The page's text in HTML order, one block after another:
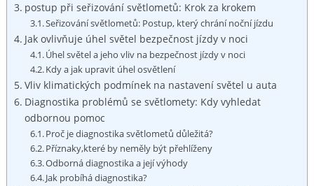
postup při seřizování světlometů: Krok za krokem
Seřizování světlometů: Postup, který chrání noční jízdu
Jak ovlivňuje úhel světel bezpečnost jízdy v noci
Úhel světel a jeho vliv na bezpečnost jízdy v noci
Kdy a jak upravit úhel osvětlení
Vliv klimatických podmínek na nastavení světel u auta
Diagnostika problémů se světlomety: Kdy vyhledat
odbornou pomoc
Proč je diagnostika světlometů důležitá?
Příznaky,které by neměly být přehlíženy
Odborná diagnostika a její výhody
Jak probíhá diagnostika?